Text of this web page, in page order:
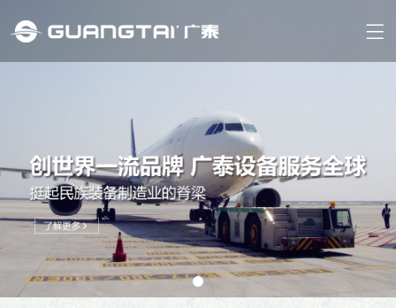
喜报！威海广泰ESG评级荣获AAA级 可持续发展实力获权威…